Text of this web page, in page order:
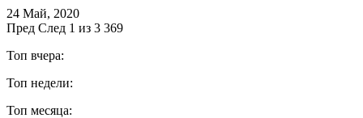
24 Май, 2020
Пред След 1 из 3 369
Топ вчера:
Топ недели:
Топ месяца: